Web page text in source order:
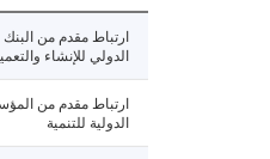
ارتباط مقدم من البنك
الدولي للإنشاء
ارتباط مقدم من
الدولية للتنمية